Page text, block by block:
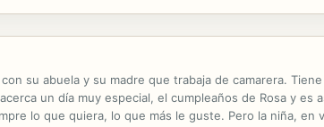
su abuela y su madre que trabaja de camarera.
un día muy especial, el cumpleaños de Rosa y es
lo que quiera, lo que más le guste. Pero la niña,